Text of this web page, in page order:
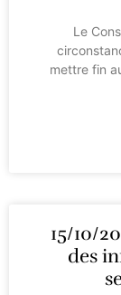
Le
mettre fin
15/10/
des